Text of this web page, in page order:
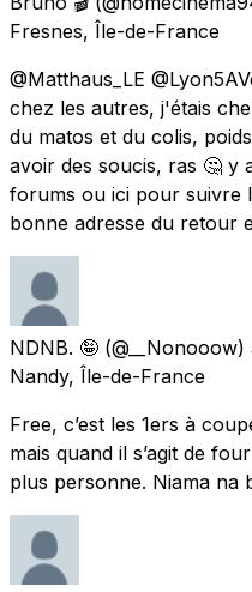
Fresnes, Île-de-France
@Matthaus_LE
chez les autres, j'étais
du matos et du colis,
avoir des soucis, ras 🤔 y
forums ou ici pour suivre
bonne adresse du retour
NDNB. 🤪 (@__Nonooow)
Nandy, Île-de-France
Free, c’est les 1ers à
mais quand il s’agit de
plus personne. Niama na